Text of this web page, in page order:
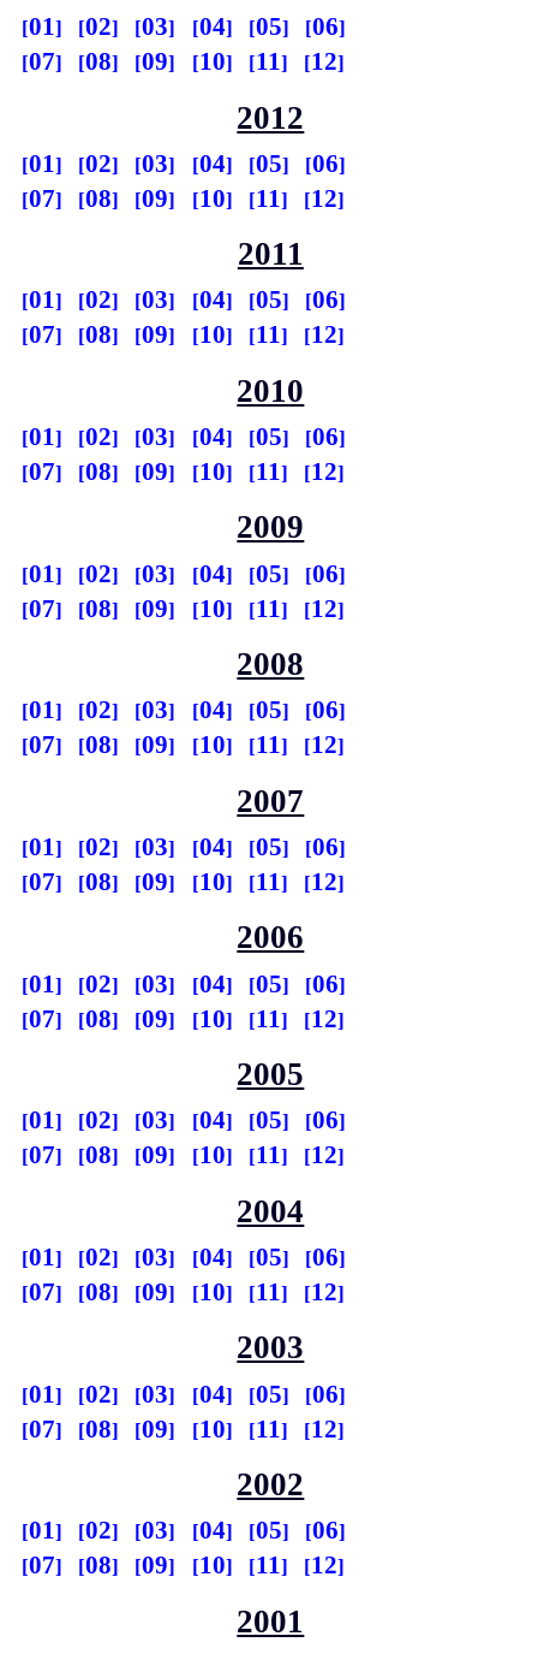
01 02 03 04 05
06
07
08 09 10 11 12
2012
01 02 03 04 05
06
07
08 09 10 11 12
2011
01 02 03 04 05
06
07
08 09 10 11 12
2010
01 02 03 04 05
06
07
08 09 10 11 12
2009
01 02 03 04 05
06
07
08 09 10 11 12
2008
01 02 03 04 05
06
07
08 09 10 11 12
2007
01 02 03 04 05
06
07
08 09 10 11 12
2006
01 02 03 04 05
06
07
08 09 10 11 12
2005
01 02 03 04 05
06
07
08 09 10 11 12
2004
01 02 03 04 05
06
07
08 09 10 11 12
2003
01 02 03 04 05
06
07
08 09 10 11 12
2002
01 02 03 04 05
06
07
08 09 10 11 12
2001